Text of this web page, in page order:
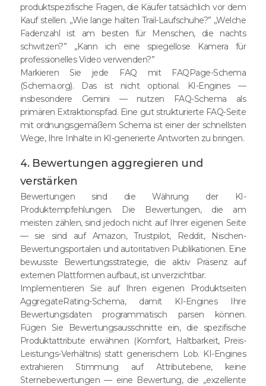
produktspezifische Fragen, die Käufer tatsächlich vor dem
Kauf stellen. „Wie lange halten Trail-Laufschuhe?” „Welche
Fadenzahl ist am besten für Menschen, die nachts
schwitzen?” „Kann ich eine spiegellose Kamera für
professionelles Video verwenden?”
Markieren Sie jede FAQ mit FAQPage-Schema
(Schema.org). Das ist nicht optional. KI-Engines —
insbesondere Gemini — nutzen FAQ-Schema als
primären Extraktionspfad. Eine gut strukturierte FAQ-Seite
mit ordnungsgemäßem Schema ist einer der schnellsten
Wege, Ihre Inhalte in KI-generierte Antworten zu bringen.
4. Bewertungen aggregieren und
verstärken
Bewertungen sind die Währung der KI-
Produktempfehlungen. Die Bewertungen, die am
meisten zählen, sind jedoch nicht auf Ihrer eigenen Seite
— sie sind auf Amazon, Trustpilot, Reddit, Nischen-
Bewertungsportalen und autoritativen Publikationen. Eine
bewusste Bewertungsstrategie, die aktiv Präsenz auf
externen Plattformen aufbaut, ist unverzichtbar.
Implementieren Sie auf Ihren eigenen Produktseiten
AggregateRating-Schema, damit KI-Engines Ihre
Bewertungsdaten programmatisch parsen können.
Fügen Sie Bewertungsausschnitte ein, die spezifische
Produktattribute erwähnen (Komfort, Haltbarkeit, Preis-
Leistungs-Verhältnis) statt generischem Lob. KI-Engines
extrahieren Stimmung auf Attributebene, keine
Sternebewertungen — eine Bewertung, die „exzellente